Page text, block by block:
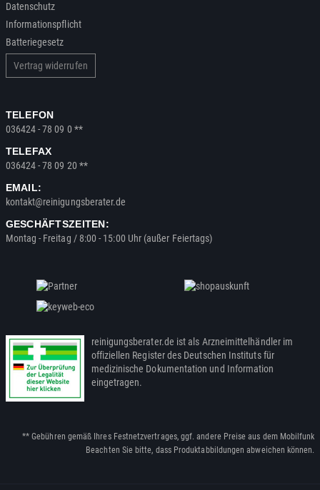
Datenschutz
Informationspflicht
Batteriegesetz
Vertrag widerrufen
TELEFON
036424 - 78 09 0 **
TELEFAX
036424 - 78 09 20 **
EMAIL:
kontakt@reinigungsberater.de
GESCHÄFTSZEITEN:
Montag - Freitag / 8:00 - 15:00 Uhr (außer Feiertags)
reinigungsberater.de ist als Arzneimittelhändler im
offiziellen Register des Deutschen Instituts für
medizinische Dokumentation und Information
eingetragen.
** Gebühren gemäß Ihres Festnetzvertrages, ggf. andere Preise aus dem Mobilfunk
Beachten Sie bitte, dass Produktabbildungen abweichen können.